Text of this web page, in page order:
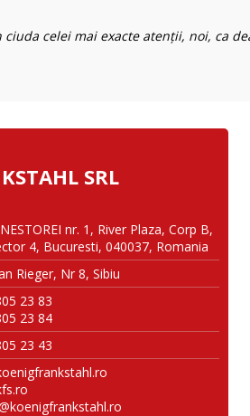
celei mai exacte atenții, noi, ca
SRL
nr. 1, River Plaza, Corp B,
4, Bucuresti, 040037, Romania
Rieger, Nr 8, Sibiu
23 83
23 84
23 43